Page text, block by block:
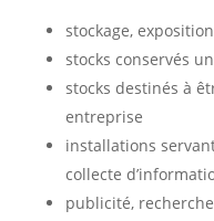
stockage,
stocks conservés
stocks destinés à
entreprise
installations
collecte
publicité,